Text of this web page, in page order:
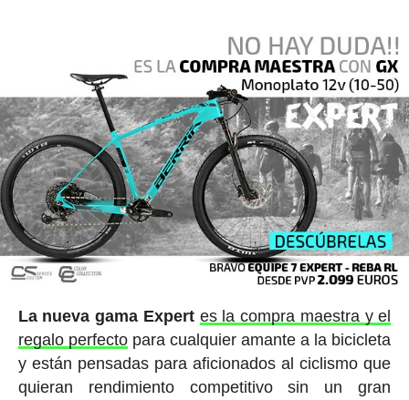
La nueva gama Expert es la compra maestra y el
regalo perfectopara cualquier amante a la bicicleta
y están pensadas para aficionados al ciclismo que
quieran rendimiento competitivo sin un gran